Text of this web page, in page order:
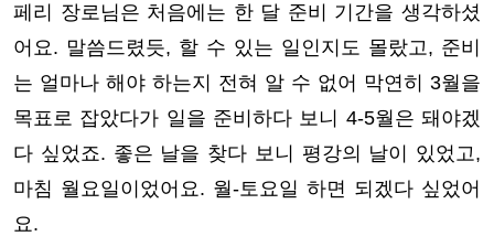
페리 장로님은 처음에는 한 달 준비 기간을 생각하셨
어요. 말씀드렸듯, 할 수 있는 일인지도 몰랐고, 준비
는 얼마나 해야 하는지 전혀 알 수 없어 막연히 3월을
목표로 잡았다가 일을 준비하다 보니 4-5월은 돼야겠
다 싶었죠. 좋은 날을 찾다 보니 평강의 날이 있었고,
마침 월요일이었어요. 월-토요일 하면 되겠다 싶었어
요.